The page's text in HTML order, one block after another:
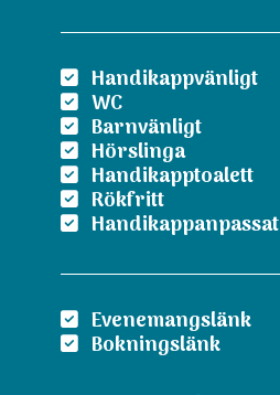
Handikappvänligt
WC
Barnvänligt
Hörslinga
Handikapptoalett
Rökfritt
Handikappanpassat
Evenemangslänk
Bokningslänk